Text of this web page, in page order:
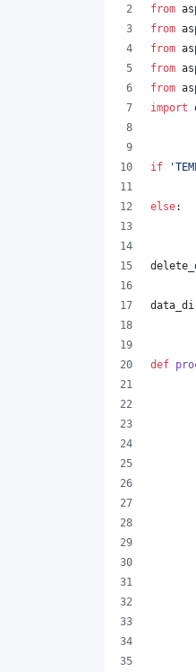
from
from
from
from
from
import
if
else:
def